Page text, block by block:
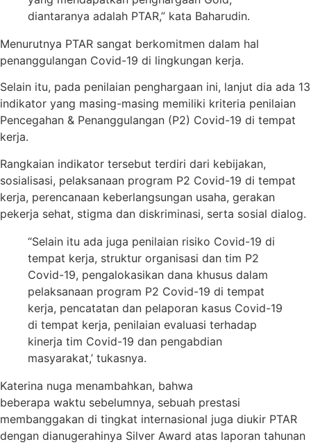
diantaranya adalah PTAR,” kata Baharudin.
Menurutnya PTAR sangat berkomitmen dalam hal
penanggulangan Covid-19 di lingkungan kerja.
Selain itu, pada penilaian penghargaan ini, lanjut dia ada 13
indikator yang masing-masing memiliki kriteria penilaian
Pencegahan & Penanggulangan (P2) Covid-19 di tempat
kerja.
Rangkaian indikator tersebut terdiri dari kebijakan,
sosialisasi, pelaksanaan program P2 Covid-19 di tempat
kerja, perencanaan keberlangsungan usaha, gerakan
pekerja sehat, stigma dan diskriminasi, serta sosial dialog.
“Selain itu ada juga penilaian risiko Covid-19 di
tempat kerja, struktur organisasi dan tim P2
Covid-19, pengalokasikan dana khusus dalam
pelaksanaan program P2 Covid-19 di tempat
kerja, pencatatan dan pelaporan kasus Covid-19
di tempat kerja, penilaian evaluasi terhadap
kinerja tim Covid-19 dan pengabdian
masyarakat,’ tukasnya.
Katerina nuga menambahkan, bahwa
beberapa waktu sebelumnya, sebuah prestasi
membanggakan di tingkat internasional juga diukir PTAR
dengan dianugerahinya Silver Award atas laporan tahunan